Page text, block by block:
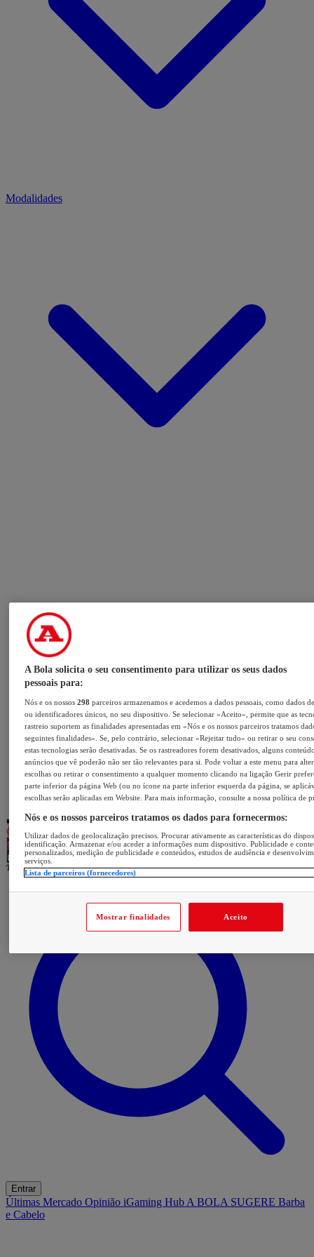
Modalidades
Entrar
Últimas Mercado Opinião iGaming Hub A BOLA SUGERE Barba
e Cabelo
A Bola solicita o seu consentimento para utilizar os seus dados
pessoais para:
Nós e os nossos298 parceiros armazenamos e acedemos a dados pessoais, como dados
ou identificadores únicos, no seu dispositivo. Se selecionar «Aceito», permite que as
rastreio suportem as finalidades apresentadas em «Nós e os nossos parceiros tratamos
seguintes finalidades». Se, pelo contrário, selecionar «Rejeitar tudo» ou retirar o seu
estas tecnologias serão desativadas. Se os rastreadores forem desativados, alguns
anúncios que vê poderão não ser tão relevantes para si. Pode voltar a este menu para
escolhas ou retirar o consentimento a qualquer momento clicando na ligação Gerir
parte inferior da página Web (ou no ícone na parte inferior esquerda da página, se
escolhas serão aplicadas em Website. Para mais informação, consulte a nossa política de
Nós e os nossos parceiros tratamos os dados para fornecermos:
Utilizar dados de geolocalização precisos. Procurar ativamente as características do
identificação. Armazenar e/ou aceder a informações num dispositivo. Publicidade e
personalizados, medição de publicidade e conteúdos, estudos de audiência e
serviços.
Lista de parceiros (fornecedores)
Mostrar finalidades Aceito